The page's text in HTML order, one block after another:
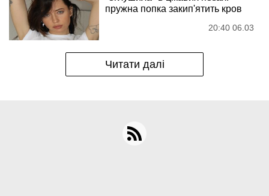
пружна попка закип'ятить кров
20:40 06.03
Читати далі